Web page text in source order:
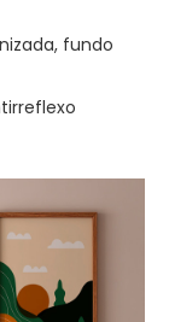
fundo